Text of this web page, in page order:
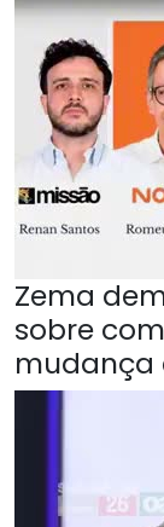
Zema
sobre
mudança